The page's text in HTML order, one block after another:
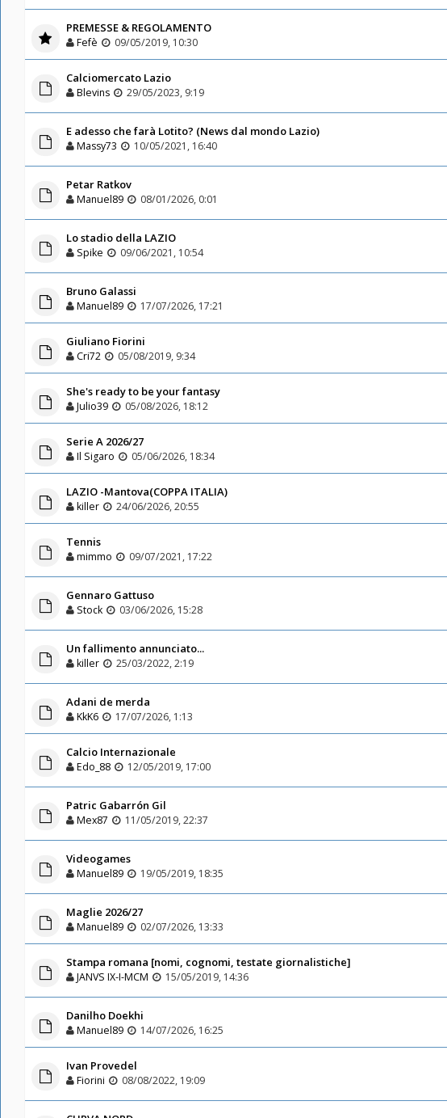
PREMESSE & REGOLAMENTO
Fefè 09/05/2019, 10:30
Calciomercato Lazio
Blevins 29/05/2023, 9:19
E adesso che farà Lotito? (News dal mondo Lazio)
Massy73 10/05/2021, 16:40
Petar Ratkov
Manuel89 08/01/2026, 0:01
Lo stadio della LAZIO
Spike 09/06/2021, 10:54
Bruno Galassi
Manuel89 17/07/2026, 17:21
Giuliano Fiorini
Cri72 05/08/2019, 9:34
She's ready to be your fantasy
Julio39 05/08/2026, 18:12
Serie A 2026/27
Il Sigaro 05/06/2026, 18:34
LAZIO -Mantova(COPPA ITALIA)
killer 24/06/2026, 20:55
Tennis
mimmo 09/07/2021, 17:22
Gennaro Gattuso
Stock 03/06/2026, 15:28
Un fallimento annunciato...
killer 25/03/2022, 2:19
Adani de merda
KkK6 17/07/2026, 1:13
Calcio Internazionale
Edo_88 12/05/2019, 17:00
Patric Gabarrón Gil
Mex87 11/05/2019, 22:37
Videogames
Manuel89 19/05/2019, 18:35
Maglie 2026/27
Manuel89 02/07/2026, 13:33
Stampa romana [nomi, cognomi, testate giornalistiche]
JANVS IX-I-MCM 15/05/2019, 14:36
Danilho Doekhi
Manuel89 14/07/2026, 16:25
Ivan Provedel
Fiorini 08/08/2022, 19:09